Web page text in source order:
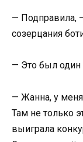
— Подправила,
созерцания
— Это был один
— Жанна, у
Там не только
выиграла